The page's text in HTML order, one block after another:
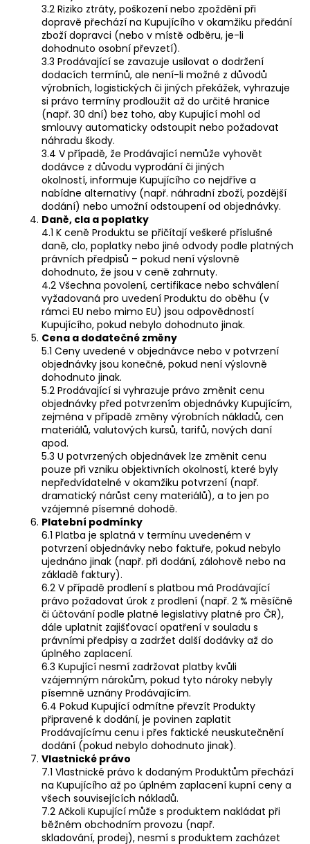
3.2 Riziko ztráty, poškození nebo zpoždění při
dopravě přechází na Kupujícího v okamžiku předání
zboží dopravci (nebo v místě odběru, je-li
dohodnuto osobní převzetí).
3.3 Prodávající se zavazuje usilovat o dodržení
dodacích termínů, ale není-li možné z důvodů
výrobních, logistických či jiných překážek, vyhrazuje
si právo termíny prodloužit až do určité hranice
(např. 30 dní) bez toho, aby Kupující mohl od
smlouvy automaticky odstoupit nebo požadovat
náhradu škody.
3.4 V případě, že Prodávající nemůže vyhovět
dodávce z důvodu vyprodání či jiných
okolností, informuje Kupujícího co nejdříve a
nabídne alternativy (např. náhradní zboží, pozdější
dodání) nebo umožní odstoupení od objednávky.
Daně, cla a poplatky
4.1 K ceně Produktu se přičítají veškeré příslušné
daně, clo, poplatky nebo jiné odvody podle platných
právních předpisů – pokud není výslovně
dohodnuto, že jsou v ceně zahrnuty.
4.2 Všechna povolení, certifikace nebo schválení
vyžadovaná pro uvedení Produktu do oběhu (v
rámci EU nebo mimo EU) jsou odpovědností
Kupujícího, pokud nebylo dohodnuto jinak.
Cena a dodatečné změny
5.1 Ceny uvedené v objednávce nebo v potvrzení
objednávky jsou konečné, pokud není výslovně
dohodnuto jinak.
5.2 Prodávající si vyhrazuje právo změnit cenu
objednávky před potvrzením objednávky Kupujícím,
zejména v případě změny výrobních nákladů, cen
materiálů, valutových kursů, tarifů, nových daní
apod.
5.3 U potvrzených objednávek lze změnit cenu
pouze při vzniku objektivních okolností, které byly
nepředvídatelné v okamžiku potvrzení (např.
dramatický nárůst ceny materiálů), a to jen po
vzájemné písemné dohodě.
Platební podmínky
6.1 Platba je splatná v termínu uvedeném v
potvrzení objednávky nebo faktuře, pokud nebylo
ujednáno jinak (např. při dodání, zálohově nebo na
základě faktury).
6.2 V případě prodlení s platbou má Prodávající
právo požadovat úrok z prodlení (např. 2 % měsíčně
či účtování podle platné legislativy platné pro ČR),
dále uplatnit zajišťovací opatření v souladu s
právními předpisy a zadržet další dodávky až do
úplného zaplacení.
6.3 Kupující nesmí zadržovat platby kvůli
vzájemným nárokům, pokud tyto nároky nebyly
písemně uznány Prodávajícím.
6.4 Pokud Kupující odmítne převzít Produkty
připravené k dodání, je povinen zaplatit
Prodávajícímu cenu i přes faktické neuskutečnění
dodání (pokud nebylo dohodnuto jinak).
Vlastnické právo
7.1 Vlastnické právo k dodaným Produktům přechází
na Kupujícího až po úplném zaplacení kupní ceny a
všech souvisejících nákladů.
7.2 Ačkoli Kupující může s produktem nakládat při
běžném obchodním provozu (např.
skladování, prodej), nesmí s produktem zacházet
STRONG
VÝŠKOVĚ
NASTAVITELNÁ
PODNOŽ
SLOUPKY